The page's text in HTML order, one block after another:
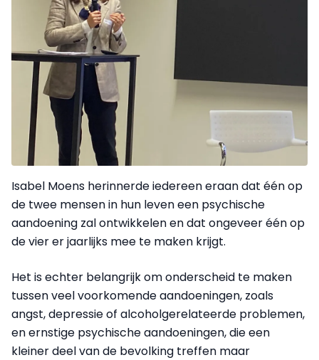
Isabel Moens herinnerde iedereen eraan dat één op
de twee mensen in hun leven een psychische
aandoening zal ontwikkelen en dat ongeveer één op
de vier er jaarlijks mee te maken krijgt.
Het is echter belangrijk om onderscheid te maken
tussen veel voorkomende aandoeningen, zoals
angst, depressie of alcoholgerelateerde problemen,
en ernstige psychische aandoeningen, die een
kleiner deel van de bevolking treffen maar